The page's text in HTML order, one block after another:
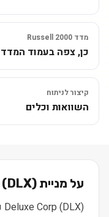
מדד Russell 2000
כן, צפה בעמוד המדד
קיצור לניתוח
השוואות וכלים
על מניית (DLX) בקצרה